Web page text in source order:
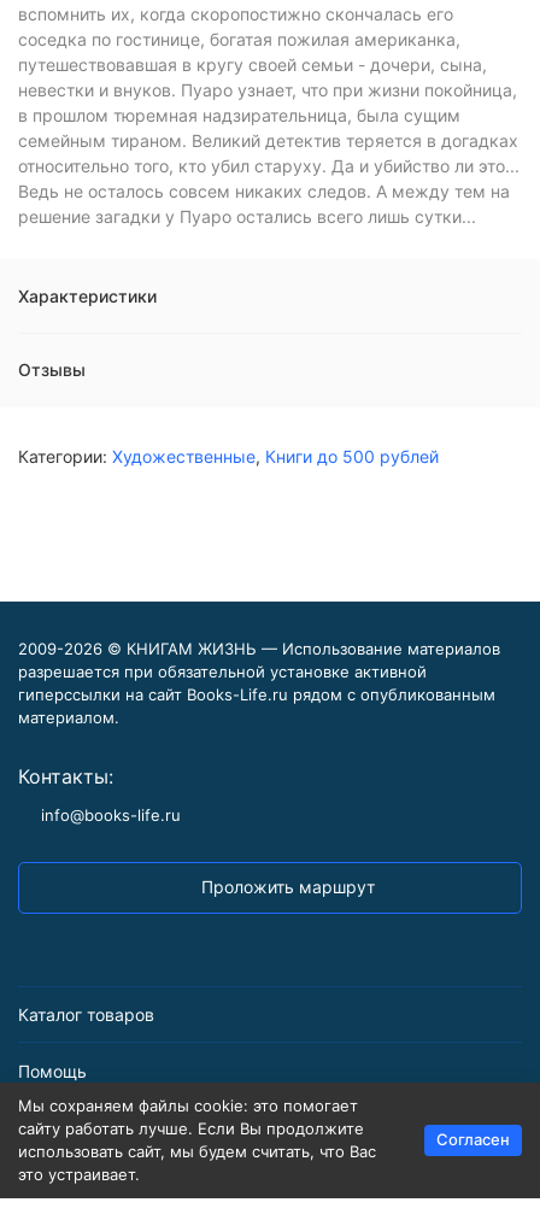
вспомнить их, когда скоропостижно скончалась его
соседка по гостинице, богатая пожилая американка,
путешествовавшая в кругу своей семьи - дочери, сына,
невестки и внуков. Пуаро узнает, что при жизни покойница,
в прошлом тюремная надзирательница, была сущим
семейным тираном. Великий детектив теряется в догадках
относительно того, кто убил старуху. Да и убийство ли это...
Ведь не осталось совсем никаких следов. А между тем на
решение загадки у Пуаро остались всего лишь сутки...
Характеристики
Отзывы
Категории: Художественные, Книги до 500 рублей
2009-2026 © КНИГАМ ЖИЗНЬ — Использование материалов
разрешается при обязательной установке активной
гиперссылки на сайт Books-Life.ru рядом с опубликованным
материалом.
Контакты:
info@books-life.ru
Проложить маршрут
Каталог товаров
Помощь
Информация
Политика персональных данных Карта сайта
Мы сохраняем файлы cookie: это помогает
сайту работать лучше. Если Вы продолжите
использовать сайт, мы будем считать, что Вас
это устраивает.
Согласен